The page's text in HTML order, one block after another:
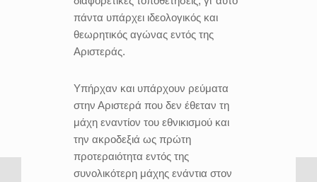
πάντα υπάρχει ιδεολογικός και
θεωρητικός αγώνας εντός της
Αριστεράς.
Υπήρχαν και υπάρχουν ρεύματα
στην Αριστερά που δεν έθεταν τη
μάχη εναντίον του εθνικισμού και
την ακροδεξιά ως πρώτη
προτεραιότητα εντός της
συνολικότερη μάχης ενάντια στον